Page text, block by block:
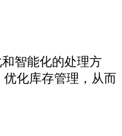
智能化的处理方
化库存管理，从而